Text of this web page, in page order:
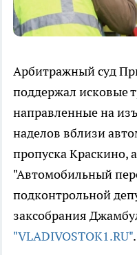
Арбитражный суд
поддержал исковые
направленные на
наделов вблизи
пропуска
"Автомобильный
подконтрольной
заксобрания
"VLADIVOSTOK1.RU".